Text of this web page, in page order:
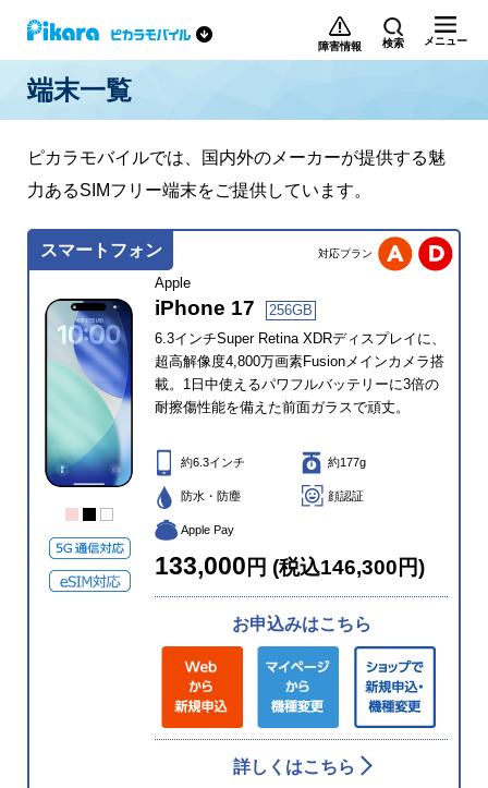
メニュー
障害情報 検索
端末一覧
ピカラモバイルでは、国内外のメーカーが提供する魅
力あるSIMフリー端末をご提供しています。
スマートフォン 対応プラン
Apple
iPhone 17
256GB
6.3インチSuper Retina XDRディスプレイに、
超高解像度4,800万画素Fusionメインカメラ搭
載。1日中使えるパワフルバッテリーに3倍の
耐擦傷性能を備えた前面ガラスで頑丈。
約6.3インチ 約177g
防水・防塵 顔認証
Apple Pay
133,000 円 (税込146,300円)
お申込みはこちら
詳しくはこちら